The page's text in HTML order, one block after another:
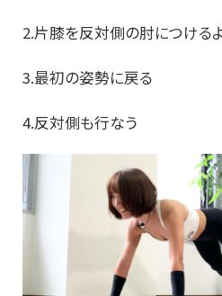
2.片膝を反対側の肘につける
3.最初の姿勢に戻る
4.反対側も行なう